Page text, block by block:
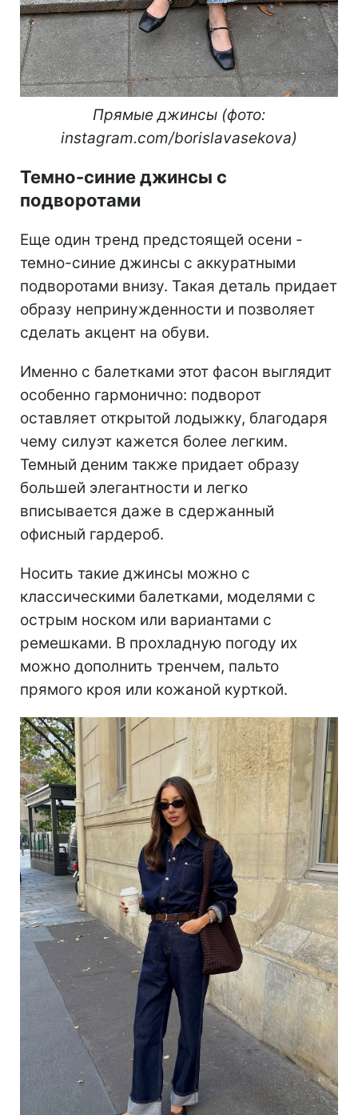
Прямые джинсы (фото:
instagram.com/borislavasekova)
Темно-синие джинсы с
подворотами
Еще один тренд предстоящей осени -
темно-синие джинсы с аккуратными
подворотами внизу. Такая деталь придает
образу непринужденности и позволяет
сделать акцент на обуви.
Именно с балетками этот фасон выглядит
особенно гармонично: подворот
оставляет открытой лодыжку, благодаря
чему силуэт кажется более легким.
Темный деним также придает образу
большей элегантности и легко
вписывается даже в сдержанный
офисный гардероб.
Носить такие джинсы можно с
классическими балетками, моделями с
острым носком или вариантами с
ремешками. В прохладную погоду их
можно дополнить тренчем, пальто
прямого кроя или кожаной курткой.